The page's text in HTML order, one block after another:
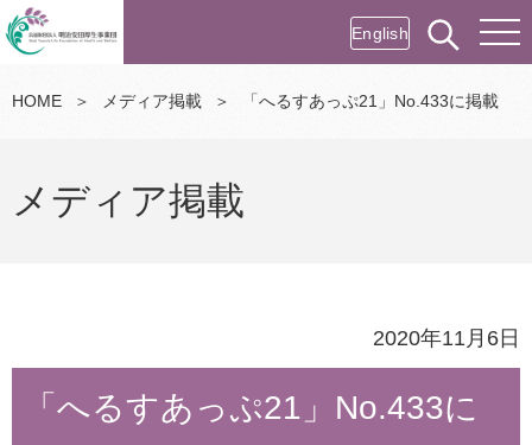
English
HOME ＞ メディア掲載 ＞ 「へるすあっぷ21」No.433に掲載
メディア掲載
2020年11月6日
「へるすあっぷ21」No.433に